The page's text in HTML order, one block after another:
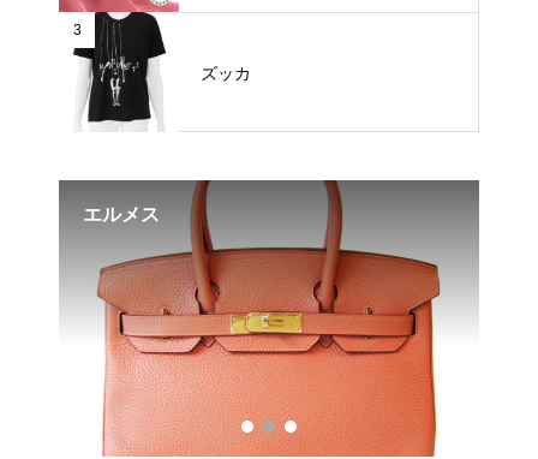
3
ズッカ
エルメス